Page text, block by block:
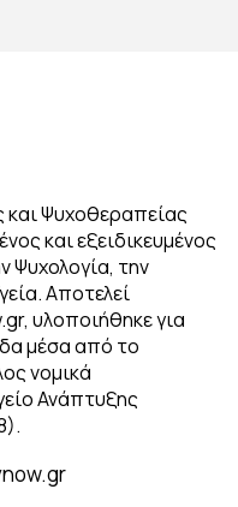
Ψυχοθεραπείας
και εξειδικευμένος
Ψυχολογία, την
Αποτελεί
υλοποιήθηκε για
μέσα από το
νομικά
Ανάπτυξης